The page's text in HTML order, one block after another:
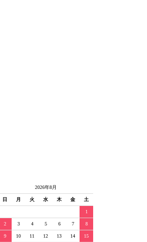
2026年8月
日 月 火 水 木 金 土
1
2 3 4 5 6 7 8
9 10 11 12 13 14 15